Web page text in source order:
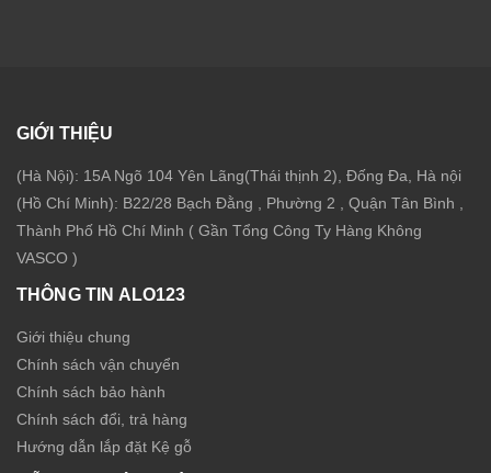
GIỚI THIỆU
(Hà Nội): 15A Ngõ 104 Yên Lãng(Thái thịnh 2), Đống Đa, Hà nội
(Hồ Chí Minh): B22/28 Bạch Đằng , Phường 2 , Quận Tân Bình ,
Thành Phố Hồ Chí Minh ( Gần Tổng Công Ty Hàng Không
VASCO )
THÔNG TIN ALO123
Giới thiệu chung
Chính sách vận chuyển
Chính sách bảo hành
Chính sách đổi, trả hàng
Hướng dẫn lắp đặt Kệ gỗ